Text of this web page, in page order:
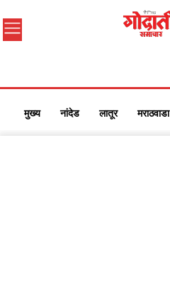
मुख्य नांदेड लातूर मराठवाडा